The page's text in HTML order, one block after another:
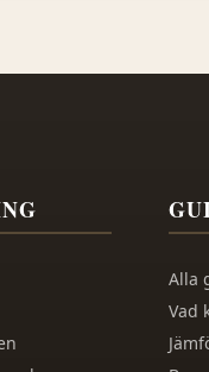
Alla
Vad